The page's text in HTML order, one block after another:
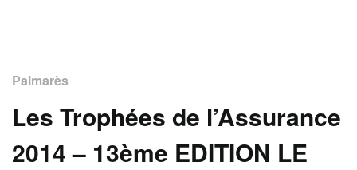
Palmarès
Les Trophées de l’Assurance
2014 – 13ème EDITION LE